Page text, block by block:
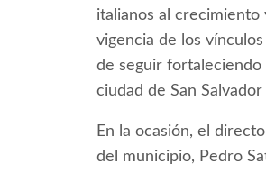
italianos al
vigencia de los
de seguir fortaleciendo
ciudad de San Salvador
En la ocasión, el
del municipio, Pedro